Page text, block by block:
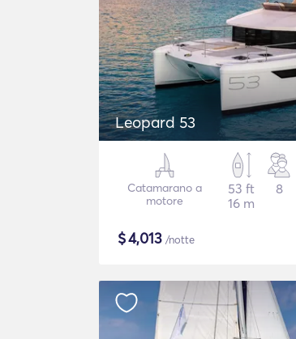
Leopard 53
Catamarano a
motore
53 ft
16 m
8
$4,013 /notte